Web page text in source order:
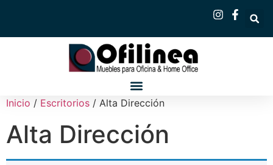
Inicio / Escritorios / Alta Dirección
Alta Dirección